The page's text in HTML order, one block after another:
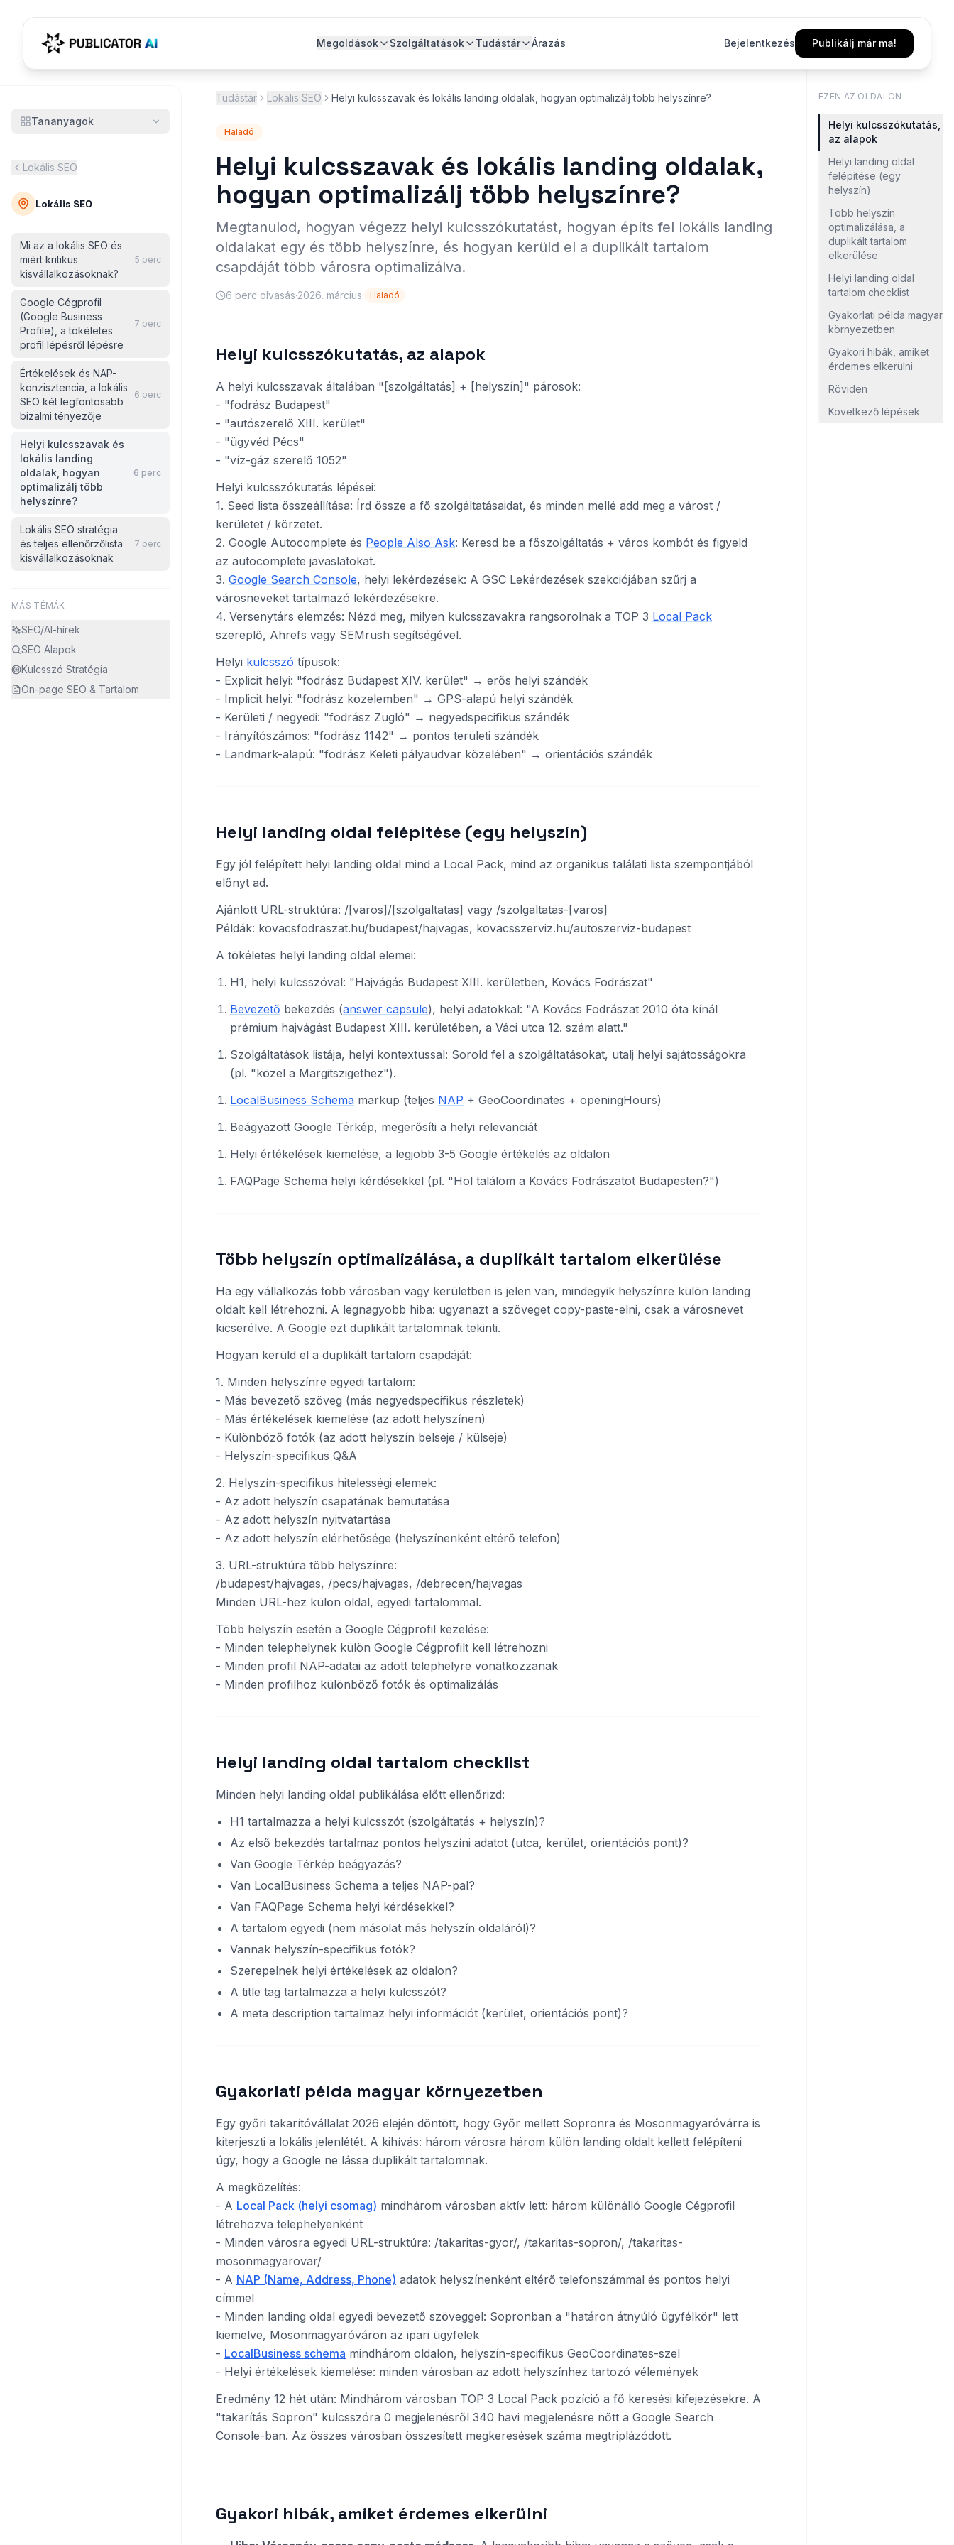
Megoldások Szolgáltatások Tudástár Árazás Bejelentkezés Publikálj már ma!
Tananyagok
Lokális SEO
Lokális SEO
Mi az a lokális SEO és
miért kritikus
kisvállalkozásoknak?
5 perc
Google Cégprofil
(Google Business
Profile), a tökéletes
profil lépésről lépésre
7 perc
Értékelések és NAP-
konzisztencia, a lokális
SEO két legfontosabb
bizalmi tényezője
6 perc
Helyi kulcsszavak és
lokális landing
oldalak, hogyan
optimalizálj több
helyszínre?
6 perc
Lokális SEO stratégia
és teljes ellenőrzőlista
kisvállalkozásoknak
7 perc
MÁS TÉMÁK
SEO/AI-hírek
SEO Alapok
Kulcsszó Stratégia
On-page SEO & Tartalom
Tudástár Lokális SEO Helyi kulcsszavak és lokális landing oldalak, hogyan optimalizálj több helyszínre?
Haladó
Helyi kulcsszavak és lokális landing oldalak,
hogyan optimalizálj több helyszínre?
Megtanulod, hogyan végezz helyi kulcsszókutatást, hogyan építs fel lokális landing
oldalakat egy és több helyszínre, és hogyan kerüld el a duplikált tartalom
csapdáját több városra optimalizálva.
6 perc olvasás·2026. március· Haladó
Helyi kulcsszókutatás, az alapok
A helyi kulcsszavak általában "[szolgáltatás] + [helyszín]" párosok:
- "fodrász Budapest"
- "autószerelő XIII. kerület"
- "ügyvéd Pécs"
- "víz-gáz szerelő 1052"
Helyi kulcsszókutatás lépései:
1. Seed lista összeállítása: Írd össze a fő szolgáltatásaidat, és minden mellé add meg a várost /
kerületet / körzetet.
2. Google Autocomplete és People Also Ask: Keresd be a főszolgáltatás + város kombót és figyeld
az autocomplete javaslatokat.
3. Google Search Console, helyi lekérdezések: A GSC Lekérdezések szekciójában szűrj a
városneveket tartalmazó lekérdezésekre.
4. Versenytárs elemzés: Nézd meg, milyen kulcsszavakra rangsorolnak a TOP 3 Local Pack
szereplő, Ahrefs vagy SEMrush segítségével.
Helyi kulcsszó típusok:
- Explicit helyi: "fodrász Budapest XIV. kerület" → erős helyi szándék
- Implicit helyi: "fodrász közelemben" → GPS-alapú helyi szándék
- Kerületi / negyedi: "fodrász Zugló" → negyedspecifikus szándék
- Irányítószámos: "fodrász 1142" → pontos területi szándék
- Landmark-alapú: "fodrász Keleti pályaudvar közelében" → orientációs szándék
Helyi landing oldal felépítése (egy helyszín)
Egy jól felépített helyi landing oldal mind a Local Pack, mind az organikus találati lista szempontjából
előnyt ad.
Ajánlott URL-struktúra: /[varos]/[szolgaltatas] vagy /szolgaltatas-[varos]
Példák: kovacsfodraszat.hu/budapest/hajvagas, kovacsszerviz.hu/autoszerviz-budapest
A tökéletes helyi landing oldal elemei:
H1, helyi kulcsszóval: "Hajvágás Budapest XIII. kerületben, Kovács Fodrászat"
Bevezető bekezdés (answer capsule), helyi adatokkal: "A Kovács Fodrászat 2010 óta kínál
prémium hajvágást Budapest XIII. kerületében, a Váci utca 12. szám alatt."
Szolgáltatások listája, helyi kontextussal: Sorold fel a szolgáltatásokat, utalj helyi sajátosságokra
(pl. "közel a Margitszigethez").
LocalBusiness Schema markup (teljes NAP + GeoCoordinates + openingHours)
Beágyazott Google Térkép, megerősíti a helyi relevanciát
Helyi értékelések kiemelése, a legjobb 3-5 Google értékelés az oldalon
FAQPage Schema helyi kérdésekkel (pl. "Hol találom a Kovács Fodrászatot Budapesten?")
Több helyszín optimalizálása, a duplikált tartalom elkerülése
Ha egy vállalkozás több városban vagy kerületben is jelen van, mindegyik helyszínre külön landing
oldalt kell létrehozni. A legnagyobb hiba: ugyanazt a szöveget copy-paste-elni, csak a városnevet
kicserélve. A Google ezt duplikált tartalomnak tekinti.
Hogyan kerüld el a duplikált tartalom csapdáját:
1. Minden helyszínre egyedi tartalom:
- Más bevezető szöveg (más negyedspecifikus részletek)
- Más értékelések kiemelése (az adott helyszínen)
- Különböző fotók (az adott helyszín belseje / külseje)
- Helyszín-specifikus Q&A
2. Helyszín-specifikus hitelességi elemek:
- Az adott helyszín csapatának bemutatása
- Az adott helyszín nyitvatartása
- Az adott helyszín elérhetősége (helyszínenként eltérő telefon)
3. URL-struktúra több helyszínre:
/budapest/hajvagas, /pecs/hajvagas, /debrecen/hajvagas
Minden URL-hez külön oldal, egyedi tartalommal.
Több helyszín esetén a Google Cégprofil kezelése:
- Minden telephelynek külön Google Cégprofilt kell létrehozni
- Minden profil NAP-adatai az adott telephelyre vonatkozzanak
- Minden profilhoz különböző fotók és optimalizálás
Helyi landing oldal tartalom checklist
Minden helyi landing oldal publikálása előtt ellenőrizd:
H1 tartalmazza a helyi kulcsszót (szolgáltatás + helyszín)?
Az első bekezdés tartalmaz pontos helyszíni adatot (utca, kerület, orientációs pont)?
Van Google Térkép beágyazás?
Van LocalBusiness Schema a teljes NAP-pal?
Van FAQPage Schema helyi kérdésekkel?
A tartalom egyedi (nem másolat más helyszín oldaláról)?
Vannak helyszín-specifikus fotók?
Szerepelnek helyi értékelések az oldalon?
A title tag tartalmazza a helyi kulcsszót?
A meta description tartalmaz helyi információt (kerület, orientációs pont)?
Gyakorlati példa magyar környezetben
Egy győri takarítóvállalat 2026 elején döntött, hogy Győr mellett Sopronra és Mosonmagyaróvárra is
kiterjeszti a lokális jelenlétét. A kihívás: három városra három külön landing oldalt kellett felépíteni
úgy, hogy a Google ne lássa duplikált tartalomnak.
A megközelítés:
- A Local Pack (helyi csomag) mindhárom városban aktív lett: három különálló Google Cégprofil
létrehozva telephelyenként
- Minden városra egyedi URL-struktúra: /takaritas-gyor/, /takaritas-sopron/, /takaritas-
mosonmagyarovar/
- A NAP (Name, Address, Phone) adatok helyszínenként eltérő telefonszámmal és pontos helyi
címmel
- Minden landing oldal egyedi bevezető szöveggel: Sopronban a "határon átnyúló ügyfélkör" lett
kiemelve, Mosonmagyaróváron az ipari ügyfelek
- LocalBusiness schema mindhárom oldalon, helyszín-specifikus GeoCoordinates-szel
- Helyi értékelések kiemelése: minden városban az adott helyszínhez tartozó vélemények
Eredmény 12 hét után: Mindhárom városban TOP 3 Local Pack pozíció a fő keresési kifejezésekre. A
"takarítás Sopron" kulcsszóra 0 megjelenésről 340 havi megjelenésre nőtt a Google Search
Console-ban. Az összes városban összesített megkeresések száma megtriplázódott.
Gyakori hibák, amiket érdemes elkerülni
EZEN AZ OLDALON
Helyi kulcsszókutatás,
az alapok
Helyi landing oldal
felépítése (egy
helyszín)
Több helyszín
optimalizálása, a
duplikált tartalom
elkerülése
Helyi landing oldal
tartalom checklist
Gyakorlati példa magyar
környezetben
Gyakori hibák, amiket
érdemes elkerülni
Röviden
Következő lépések